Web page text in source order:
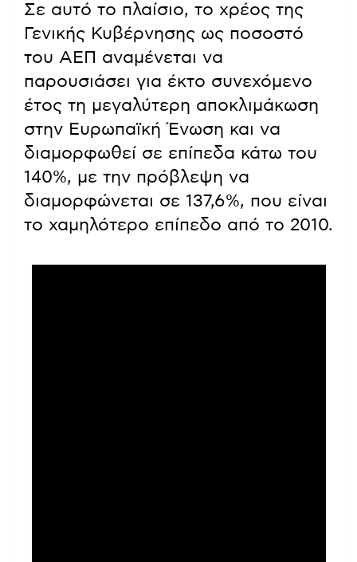
Σε αυτό το πλαίσιο, το χρέος της
Γενικής Κυβέρνησης ως ποσοστό
του ΑΕΠ αναμένεται να
παρουσιάσει για έκτο συνεχόμενο
έτος τη μεγαλύτερη αποκλιμάκωση
στην Ευρωπαϊκή Ένωση και να
διαμορφωθεί σε επίπεδα κάτω του
140%, με την πρόβλεψη να
διαμορφώνεται σε 137,6%, που είναι
το χαμηλότερο επίπεδο από το 2010.